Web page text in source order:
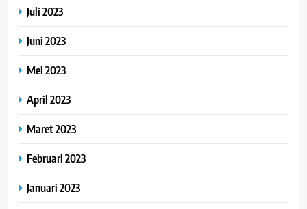
Juli 2023
Juni 2023
Mei 2023
April 2023
Maret 2023
Februari 2023
Januari 2023